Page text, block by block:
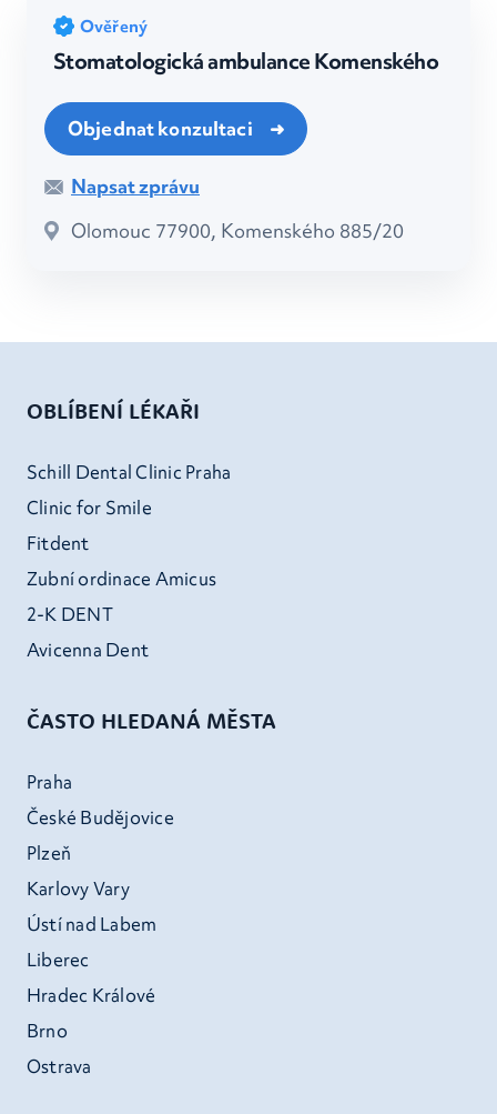
Ověřený
Stomatologická ambulance Komenského
Objednat konzultaci
Napsat zprávu
Olomouc 77900, Komenského 885/20
OBLÍBENÍ LÉKAŘI
Schill Dental Clinic Praha
Clinic for Smile
Fitdent
Zubní ordinace Amicus
2-K DENT
Avicenna Dent
ČASTO HLEDANÁ MĚSTA
Praha
České Budějovice
Plzeň
Karlovy Vary
Ústí nad Labem
Liberec
Hradec Králové
Brno
Ostrava